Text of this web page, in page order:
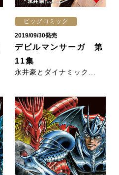
ビッグコミック
2019/09/30発売
デビルマンサーガ 第
11集
永井豪とダイナミック...